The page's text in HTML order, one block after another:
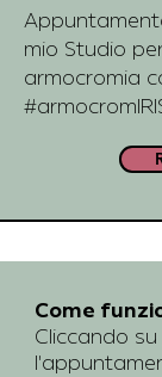
mio Studio
armocromia
Come
Cliccando su